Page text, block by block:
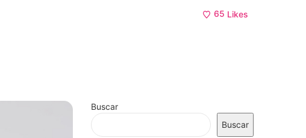
65 Likes
Buscar
Buscar